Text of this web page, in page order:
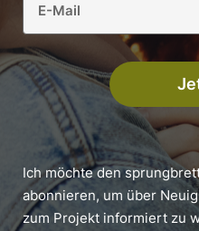
Ich möchte den
abonnieren, um über
zum Projekt informiert zu